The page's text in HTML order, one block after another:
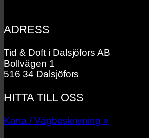
ADRESS
Tid & Doft i Dalsjöfors AB
Bollvägen 1
516 34 Dalsjöfors
HITTA TILL OSS
Karta / Vägbeskrivning »